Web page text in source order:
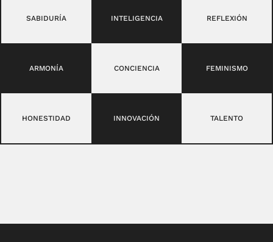
SABIDURÍA INTELIGENCIA REFLEXIÓN
ARMONÍA CONCIENCIA FEMINISMO
HONESTIDAD INNOVACIÓN TALENTO